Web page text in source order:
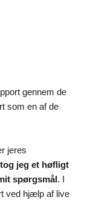
gennem de
som en af de
jeres
jeg et høfligt
spørgsmål. I
ved hjælp af live